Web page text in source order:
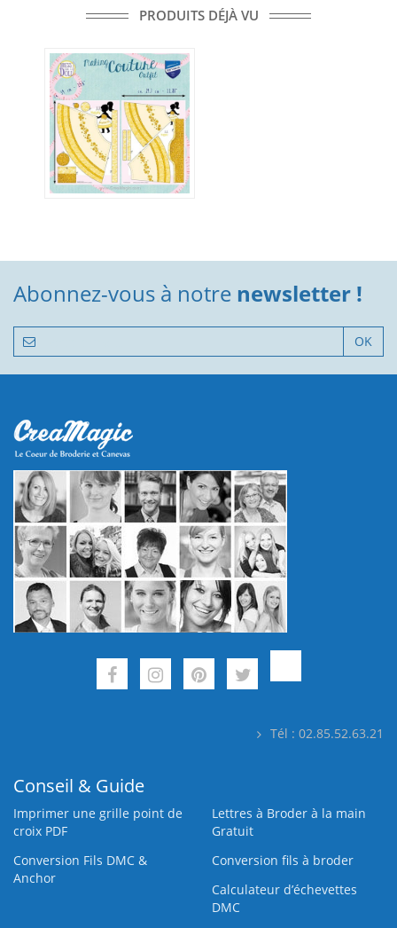
PRODUITS DÉJÀ VU
Abonnez-vous à notre newsletter !
OK
Tél : 02.85.52.63.21
Conseil & Guide
Imprimer une grille point de
croix PDF
Lettres à Broder à la main
Gratuit
Conversion Fils DMC &
Anchor
Conversion fils à broder
Calculateur d’échevettes
DMC